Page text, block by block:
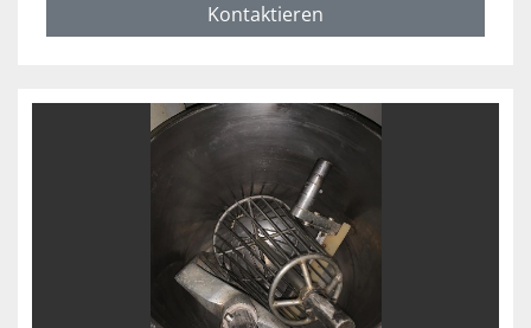
Kontaktieren